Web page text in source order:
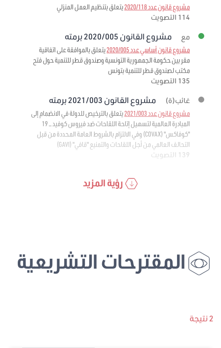
مشروع قانون عدد 2020/118
يتعلق بتنظيم العمل المنزلي
114 التصويت
مع مشروع القانون 2020/005 برمته
مشروع قانون أساسي عدد 2020/005
يتعلق بالموافقة على اتفاقية
مقر بين حكومة الجمهورية التونسية وصندوق قطر للتنمية حول فتح
مكتب لصندوق قطر للتنمية بتونس
135 التصويت
غائب(ة) مشروع القانون 2021/003 برمته
مشروع قانون عدد 2021/003
يتعلق بالترخيص للدولة في الانضمام إلى
المبادرة العالمية لتسهيل إتاحة اللقاحات ضد فيروس كوفيد – 19
"كوفاكس" (COVAX) وفي الالتزام بالشروط العامة المحددة من قبل
التحالف العالمي من أجل اللقاحات والتمنيع "قافي" (GAVI)
139 التصويت
رؤية المزيد
المقترحات التشريعية
2 نتيجة